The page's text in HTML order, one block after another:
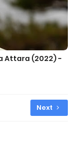
Attara (2022) -
Next